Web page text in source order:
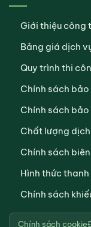
Giới thiệu công
Bảng giá dịch
Quy trình thi
Chính sách
Chính sách bảo
Chất lượng
Chính sách
Hình thức
Chính sách
Chính sách cookie